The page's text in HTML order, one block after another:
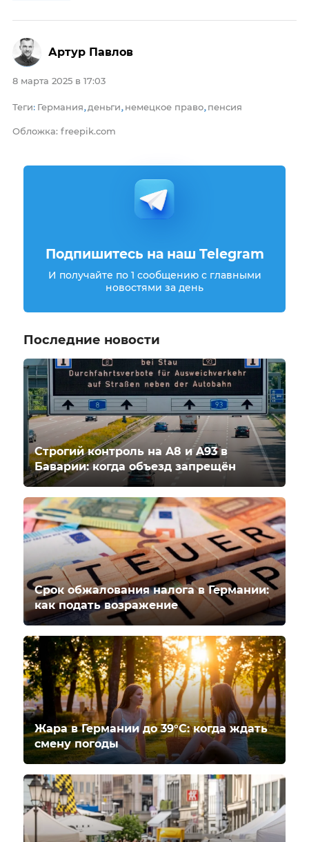
8 марта 2025 в 17:03
Теги: Германия, деньги, немецкое право, пенсия
Обложка: freepik.com
Артур Павлов
Подпишитесь на наш Telegram
И получайте по 1 сообщению с главными
новостями за день
Последние новости
Строгий контроль на A8 и A93 в
Баварии: когда объезд запрещён
Срок обжалования налога в Германии:
как подать возражение
Жара в Германии до 39°C: когда ждать
смену погоды